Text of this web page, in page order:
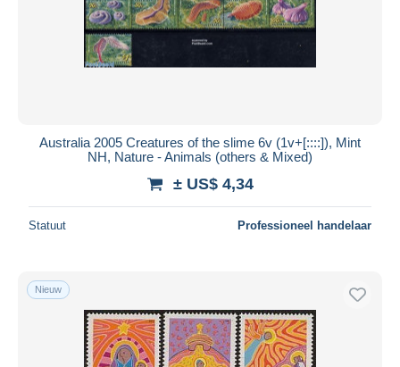
Australia 2005 Creatures of the slime 6v (1v+[::::]), Mint
NH, Nature - Animals (others & Mixed)
± US$ 4,34
Statuut Professioneel handelaar
Nieuw